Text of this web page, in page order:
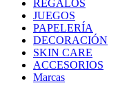
REGALOS
JUEGOS
PAPELERÍA
DECORACIÓN
SKIN CARE
ACCESORIOS
Marcas